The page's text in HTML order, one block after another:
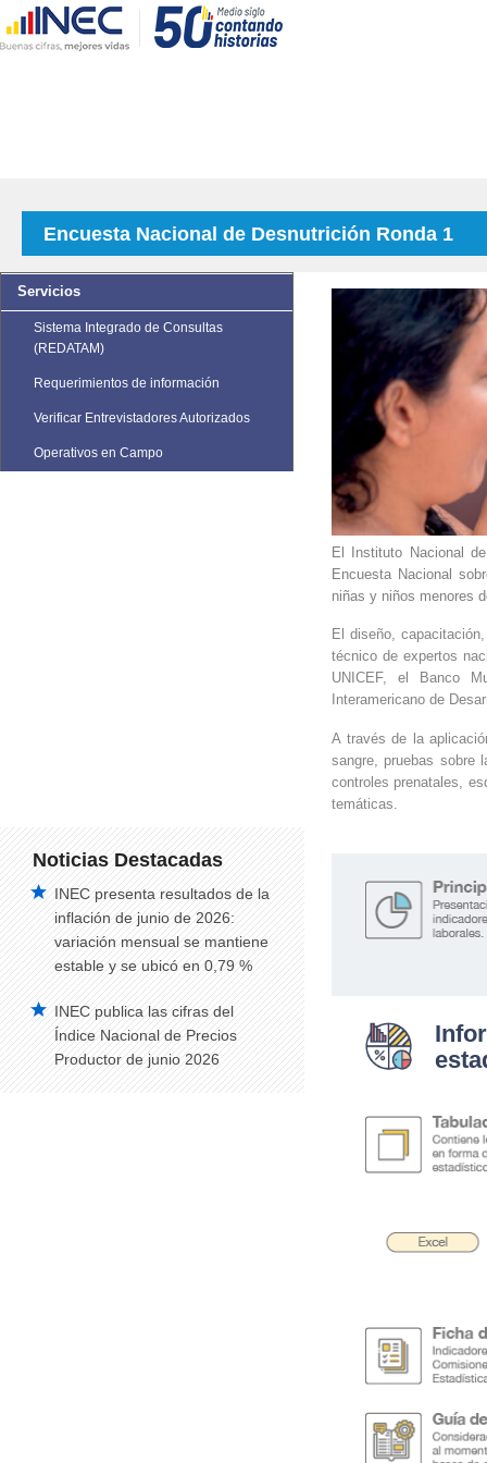
Encuesta Nacional de Desnutrición Ronda 1
Servicios
Sistema Integrado de Consultas
(REDATAM)
Requerimientos de información
Verificar Entrevistadores Autorizados
Operativos en Campo
Noticias Destacadas
INEC presenta resultados de la
inflación de junio de 2026:
variación mensual se mantiene
estable y se ubicó en 0,79 %
INEC publica las cifras del
Índice Nacional de Precios
Productor de junio 2026
El Instituto Nacional
Encuesta Nacional
niñas y niños menores
El diseño,
técnico de expertos
UNICEF, el Banco
Interamericano de
A través de la
sangre, pruebas sobre
controles prenatales,
temáticas.